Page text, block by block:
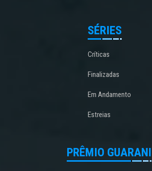
SÉRIES
Críticas
Finalizadas
Em Andamento
Estreias
PRÊMIO GUARANI